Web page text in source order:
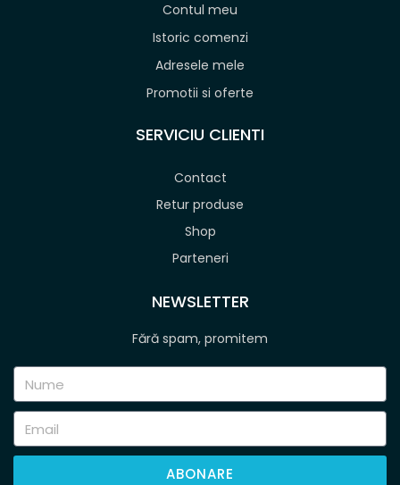
Contul meu
Istoric comenzi
Adresele mele
Promotii si oferte
SERVICIU CLIENTI
Contact
Retur produse
Shop
Parteneri
NEWSLETTER
Fără spam, promitem
ABONARE